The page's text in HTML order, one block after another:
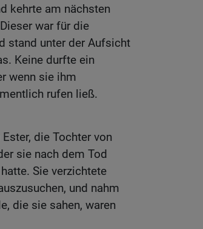
kehrte am nächsten
war für die
stand unter der Aufsicht
Keine durfte ein
wenn sie ihm
rufen ließ.
Ester, die Tochter von
sie nach dem Tod
Sie verzichtete
und nahm
die sie sahen, waren